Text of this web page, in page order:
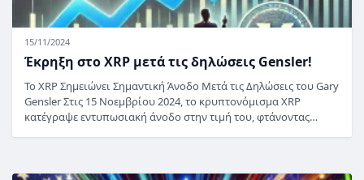
15/11/2024
Έκρηξη στο XRP μετά τις δηλώσεις Gensler!
Το XRP Σημειώνει Σημαντική Άνοδο Μετά τις Δηλώσεις του Gary
Gensler Στις 15 Νοεμβρίου 2024, το κρυπτονόμισμα XRP
κατέγραψε εντυπωσιακή άνοδο στην τιμή του, φτάνοντας…